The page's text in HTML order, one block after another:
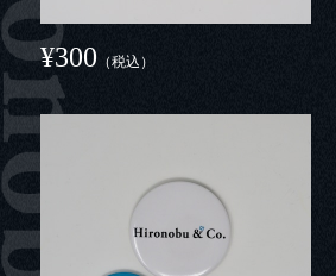
¥300（税込）